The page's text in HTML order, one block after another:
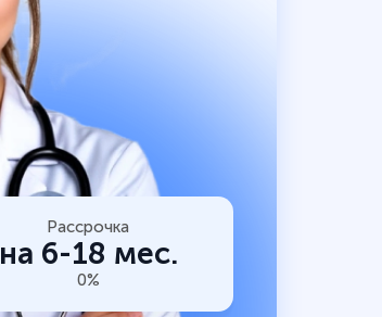
Рассрочка
на 6-18 мес.
0%